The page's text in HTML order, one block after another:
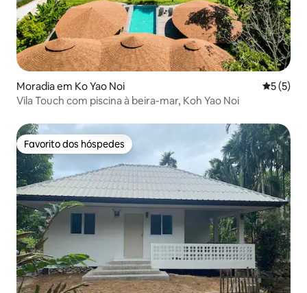
Moradia em Ko Yao Noi
5 (5)
Vila Touch com piscina à beira-mar, Koh Yao Noi
Favorito dos hóspedes
Favorito dos hóspedes